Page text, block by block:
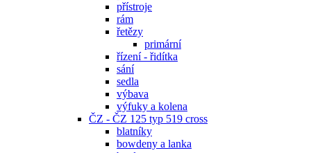
přístroje
rám
řetězy
primární
řízení - řidítka
sání
sedla
výbava
výfuky a kolena
ČZ - ČZ 125 typ 519 cross
blatníky
bowdeny a lanka